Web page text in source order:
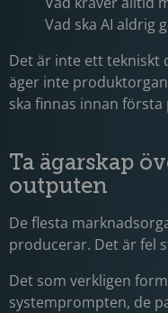
Vad ska AI aldrig
Det är inte ett tekniskt
äger inte
ska finnas innan
Ta ägarskap
outputen
De flesta
producerar. Det är fel
Det som verkligen
systemprompten, de